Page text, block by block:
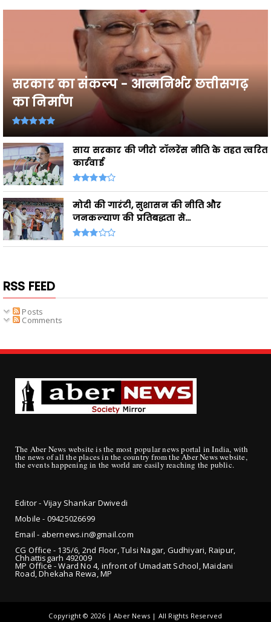
सरकार का संकल्प - आत्मनिर्भर छत्तीसगढ़
का निर्माण
साय सरकार की जीरो टॉलरेंस नीति के तहत त्वरित
कार्रवाई
मोदी की गारंटी, सुशासन की नीति और
जनकल्याण की प्रतिबद्धता से...
RSS FEED
Posts
Comments
The Aber News website is the most popular news portal in India, with
the news of all the places in the country from the Aber News website,
the events happening in the world are easily reaching the public.
Editor - Vijay Shankar Dwivedi
Mobile - 09425026699
Email - abernews.in@gmail.com
CG Office - 135/6, 2nd Floor, Tulsi Nagar, Gudhiyari, Raipur,
Chhattisgarh 492009
MP Office - Ward No 4, infront of Umadatt School, Maidani
Road, Dhekaha Rewa, MP
Copyright © 2026 | Aber News | All Rights Reserved